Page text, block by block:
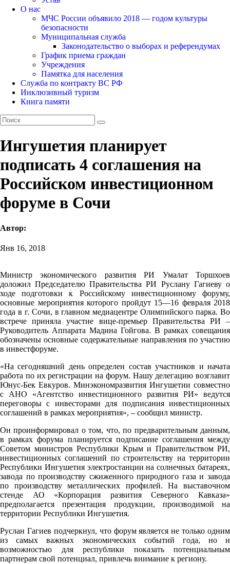
О нас
МЧС России объявило 2018 — годом культуры
безопасности
Муниципальная служба
Законодательство о выборах и референдумах
График приема граждан
Учреждения
Памятка для населения
Служба по контракту ВС РФ
Инклюзивный туризм
Книга памяти
Ингушетия планирует
подписать 4 соглашения на
Российском инвестиционном
форуме в Сочи
Автор:
Янв 16, 2018
Министр экономического развития РИ Умалат Торшхоев
доложил Председателю Правительства РИ Руслану Гагиеву о
ходе подготовки к Российскому инвестиционному форуму,
основные мероприятия которого пройдут 15—16 февраля 2018
года в г. Сочи, в главном медиацентре Олимпийского парка. Во
встрече приняла участие вице-премьер Правительства РИ –
Руководитель Аппарата Мадина Гойгова. В рамках совещания
обозначены основные содержательные направления по участию
в инвестфоруме.
«На сегодняшний день определен состав участников и начата
работа по их регистрации на форум. Нашу делегацию возглавит
Юнус-Бек Евкуров. Минэкономразвития Ингушетии совместно
с АНО «Агентство инвестиционного развития РИ» ведутся
переговоры с инвесторами для подписания инвестиционных
соглашений в рамках мероприятия», – сообщил министр.
Он проинформировал о том, что, по предварительным данным,
в рамках форума планируется подписание соглашения между
Советом министров Республики Крым и Правительством РИ,
инвестиционных соглашений по строительству на территории
Республики Ингушетия электростанции на солнечных батареях,
завода по производству сжиженного природного газа и завода
по производству металлических профилей. На выставочном
стенде АО «Корпорация развития Северного Кавказа»
предполагается презентация продукции, производимой на
территории Республики Ингушетия.
Руслан Гагиев подчеркнул, что форум является не только одним
из самых важных экономических событий года, но и
возможностью для республики показать потенциальным
партнерам свой потенциал, привлечь внимание к региону.